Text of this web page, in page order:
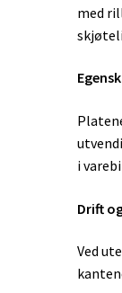
med
i
Drift
Ved